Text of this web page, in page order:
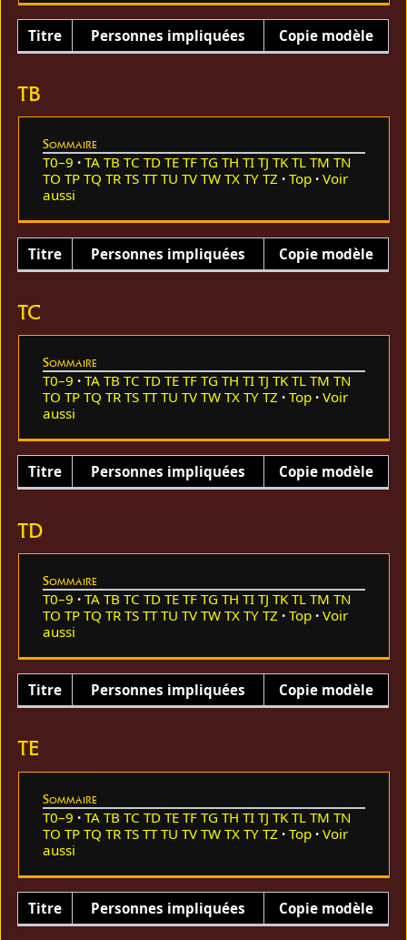
Titre Personnes impliquées Copie modèle
TB
Sommaire
T0–9 TA TB TC TD TE TF TG TH TI TJ TK TL TM TN
TO TP TQ TR TS TT TU TV TW TX TY TZ Top
Voir
aussi
Titre Personnes impliquées Copie modèle
TC
Sommaire
T0–9 TA TB TC TD TE TF TG TH TI TJ TK TL TM TN
TO TP TQ TR TS TT TU TV TW TX TY TZ Top
Voir
aussi
Titre Personnes impliquées Copie modèle
TD
Sommaire
T0–9 TA TB TC TD TE TF TG TH TI TJ TK TL TM TN
TO TP TQ TR TS TT TU TV TW TX TY TZ Top
Voir
aussi
Titre Personnes impliquées Copie modèle
TE
Sommaire
T0–9 TA TB TC TD TE TF TG TH TI TJ TK TL TM TN
TO TP TQ TR TS TT TU TV TW TX TY TZ Top
Voir
aussi
Titre Personnes impliquées Copie modèle